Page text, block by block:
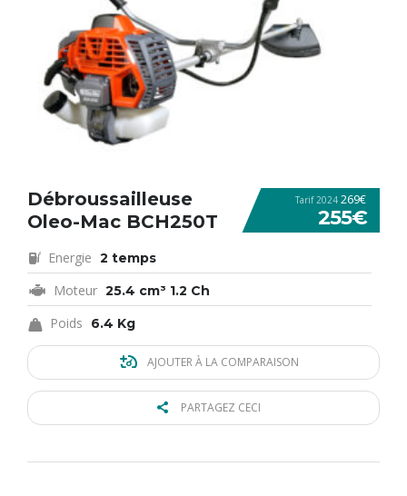
Tarif 2024 269€
255€
Débroussailleuse
Oleo-Mac BCH250T
Energie 2 temps
Moteur 25.4 cm³ 1.2 Ch
Poids 6.4 Kg
AJOUTER À LA COMPARAISON
PARTAGEZ CECI